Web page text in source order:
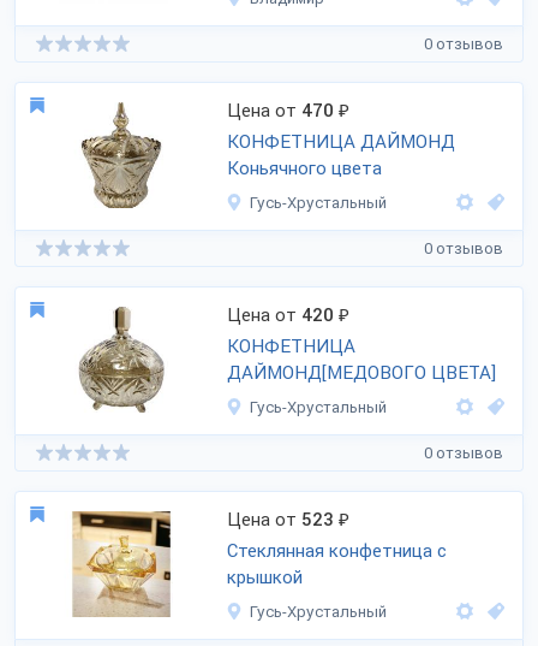
0 отзывов
Цена от 470 ₽
КОНФЕТНИЦА ДАЙМОНД
Коньячного цвета
Гусь-Хрустальный
0 отзывов
Цена от 420 ₽
КОНФЕТНИЦА
ДАЙМОНД[МЕДОВОГО ЦВЕТА]
Гусь-Хрустальный
0 отзывов
Цена от 523 ₽
Стеклянная конфетница с
крышкой
Гусь-Хрустальный